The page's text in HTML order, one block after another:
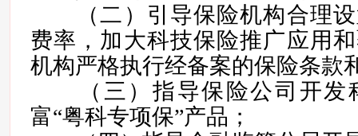
（二）引导保险机构合理设
费率，加大科技保险推广应用
机构严格执行经备案的保险条款
（三）指导保险公司开发
富“粤科专项保”产品；